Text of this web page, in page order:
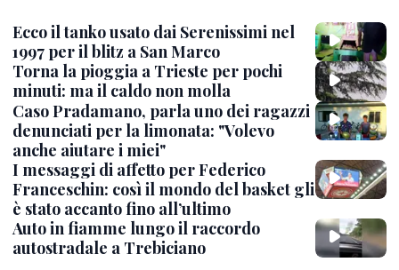
Ecco il tanko usato dai Serenissimi nel
1997 per il blitz a San Marco
Torna la pioggia a Trieste per pochi
minuti: ma il caldo non molla
Caso Pradamano, parla uno dei ragazzi
denunciati per la limonata: "Volevo
anche aiutare i miei"
I messaggi di affetto per Federico
Franceschin: così il mondo del basket gli
è stato accanto fino all’ultimo
Auto in fiamme lungo il raccordo
autostradale a Trebiciano